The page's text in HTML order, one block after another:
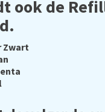
ook de
Zwart